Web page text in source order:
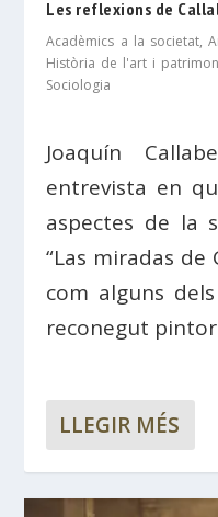
Les reflexions de
Acadèmics a la societat,
Història de l'art i
Sociologia
Joaquín
entrevista en
aspectes de la
“Las miradas de
com alguns
reconegut
LLEGIR MÉS